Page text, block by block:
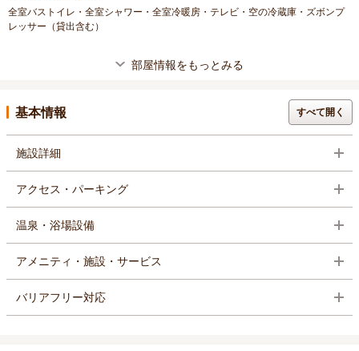
全室バストイレ・全室シャワー・全室冷暖房・テレビ・空の冷蔵庫・ズボンプ
レッサー（貸出含む）
部屋情報をもっとみる
基本情報 すべて開く
施設詳細
アクセス・パーキング
温泉・浴場設備
アメニティ・施設・サービス
バリアフリー対応